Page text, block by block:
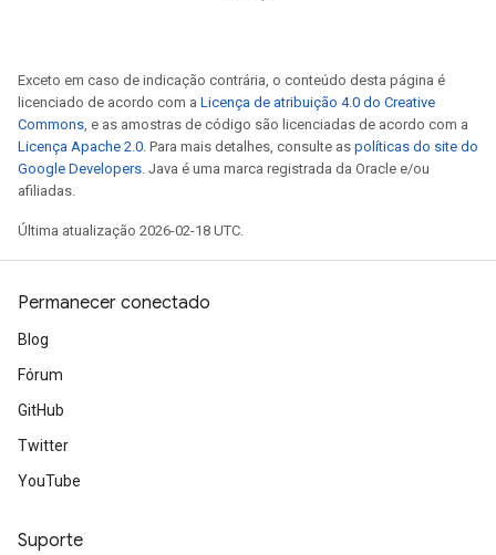
Exceto em caso de indicação contrária, o conteúdo desta página é
licenciado de acordo com a Licença de atribuição 4.0 do Creative
Commons, e as amostras de código são licenciadas de acordo com a
Licença Apache 2.0. Para mais detalhes, consulte as políticas do site do
Google Developers. Java é uma marca registrada da Oracle e/ou
afiliadas.
Última atualização 2026-02-18 UTC.
Permanecer conectado
Blog
Fórum
GitHub
Twitter
YouTube
Suporte